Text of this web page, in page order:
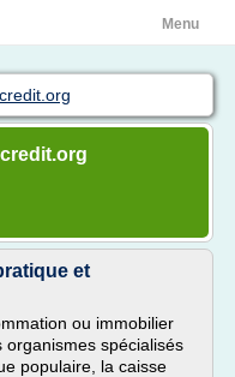
Menu
et
ou immobilier
spécialisés
populaire, la caisse